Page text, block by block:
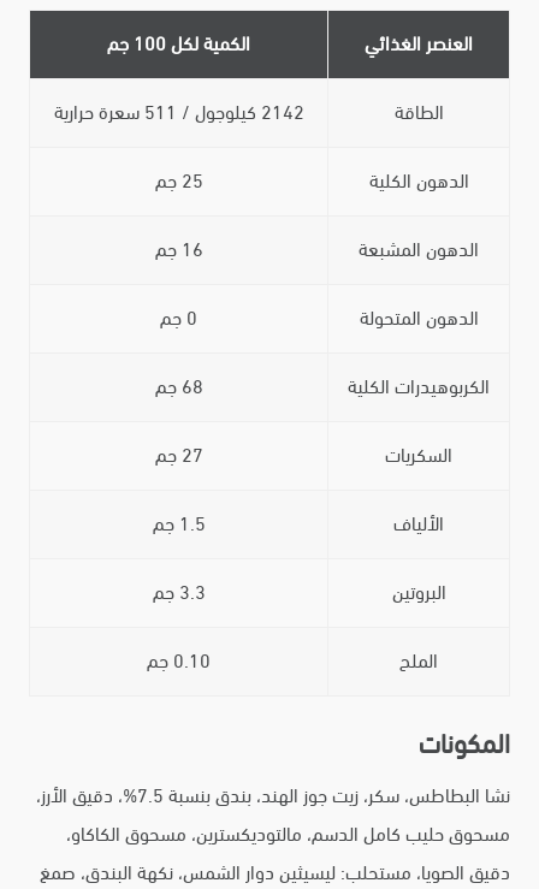
العنصر الغذائي الكمية لكل 100 جم
الطاقة 2142 كيلوجول / 511 سعرة حرارية
الدهون الكلية 25 جم
الدهون المشبعة 16 جم
الدهون المتحولة 0 جم
الكربوهيدرات الكلية 68 جم
السكريات 27 جم
الألياف 1.5 جم
البروتين 3.3 جم
الملح 0.10 جم
المكونات
نشا البطاطس، سكر، زيت جوز الهند، بندق بنسبة 7.5%، دقيق الأرز،
مسحوق حليب كامل الدسم، مالتوديكسترين، مسحوق الكاكاو،
دقيق الصويا، مستحلب: ليسيثين دوار الشمس، نكهة البندق، صمغ